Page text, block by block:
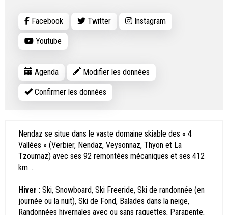
Facebook Twitter Instagram
Youtube
Agenda Modifier les données
Confirmer les données
Nendaz se situe dans le vaste domaine skiable des « 4
Vallées » (Verbier, Nendaz, Veysonnaz, Thyon et La
Tzoumaz) avec ses 92 remontées mécaniques et ses 412
km ...
Hiver : Ski, Snowboard, Ski Freeride, Ski de randonnée (en
journée ou la nuit), Ski de Fond, Balades dans la neige,
Randonnées hivernales avec ou sans raquettes, Parapente,